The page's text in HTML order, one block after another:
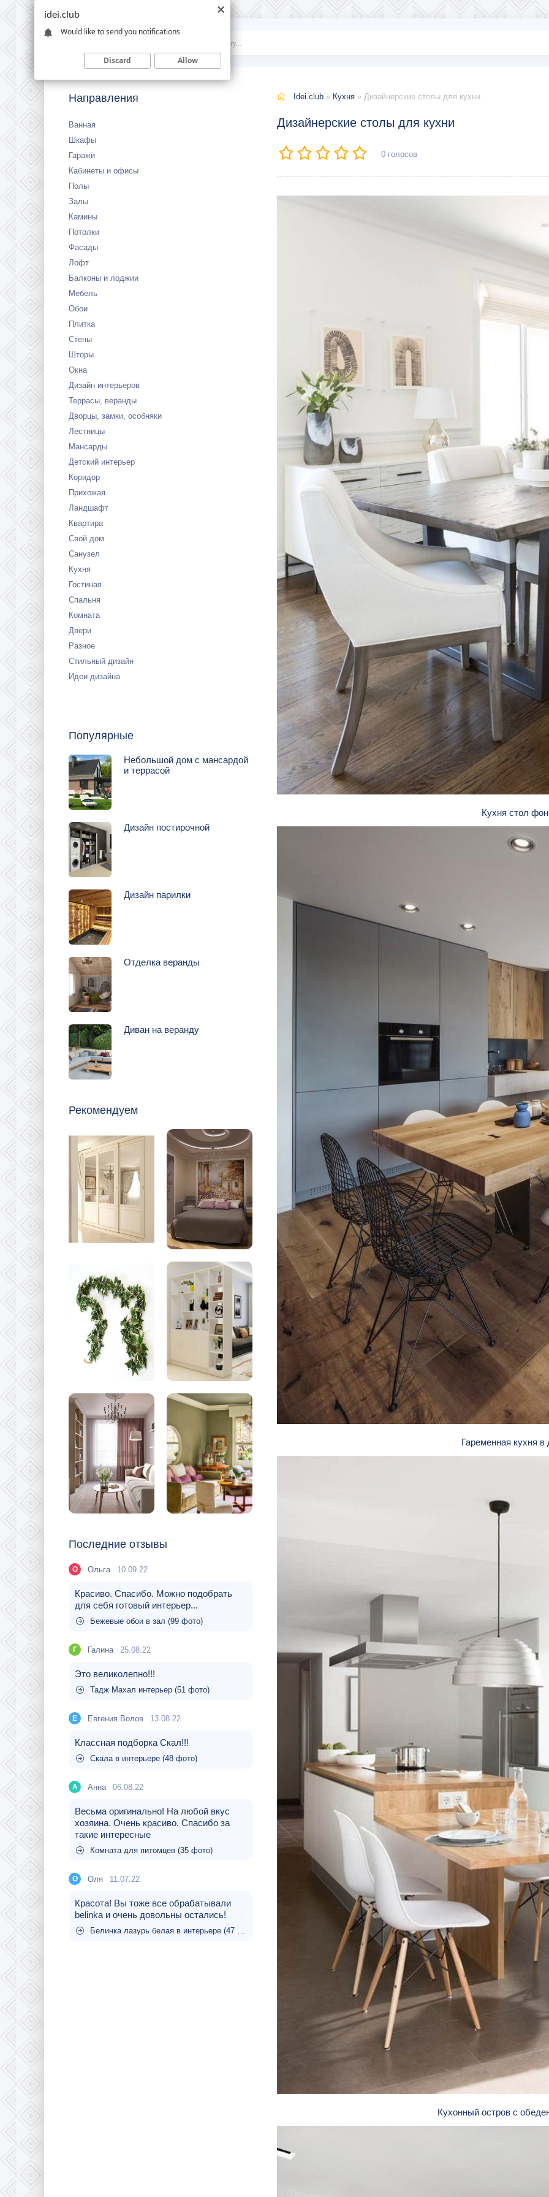
Idei
Направления
Ванная
Шкафы
Гаражи
Кабинеты и офисы
Полы
Залы
Камины
Потолки
Фасады
Лофт
Балконы и лоджии
Мебель
Обои
Плитка
Стены
Шторы
Окна
Дизайн интерьеров
Террасы, веранды
Дворцы, замки, особняки
Лестницы
Мансарды
Детский интерьер
Коридор
Прихожая
Ландшафт
Квартира
Свой дом
Санузел
Кухня
Гостиная
Спальня
Комната
Двери
Разное
Стильный дизайн
Идеи дизайна
Популярные
Небольшой дом с мансардой
и террасой
Дизайн постирочной
Дизайн парилки
Отделка веранды
Диван на веранду
Рекомендуем
Последние отзывы
О Ольга 10.09.22
Красиво. Спасибо. Можно подобрать
для себя готовый интерьер...
Бежевые обои в зал (99 фото)
Г Галина 25.08.22
Это великолепно!!!
Тадж Махал интерьер (51 фото)
Е Евгения Волов 13.08.22
Классная подборка Скал!!!
Скала в интерьере (48 фото)
A Aнна 06.08.22
Весьма оригинально! На любой вкус
хозяина. Очень красиво. Спасибо за
такие интересные
Комната для питомцев (35 фото)
О Оля 11.07.22
Красота! Вы тоже все обрабатывали
belinka и очень довольны остались!
Белинка лазурь белая в интерьере (47 фото)
Idei.club » Кухня » Дизайнерские столы для кухни
Дизайнерские столы для кухни
0 голосов
Кухня стол
Гаременная кухня
Кухонный остров с
idei.club
Would like to send you notifications
Discard Allow